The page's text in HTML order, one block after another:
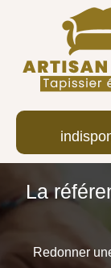
La
Redonner